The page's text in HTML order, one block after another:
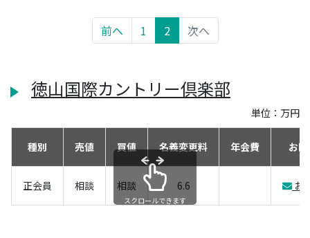
前へ 1 2 次へ
徳山国際カントリー倶楽部
単位：万円
種別 売値 買値 名義変更料 年会費 お
正会員 相談 相談 6.6 お
スクロールできます